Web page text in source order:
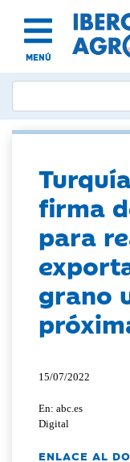
MENÚ
firma
para
grano
15/07/2022
En: abc.es
Digital
ENLACE AL